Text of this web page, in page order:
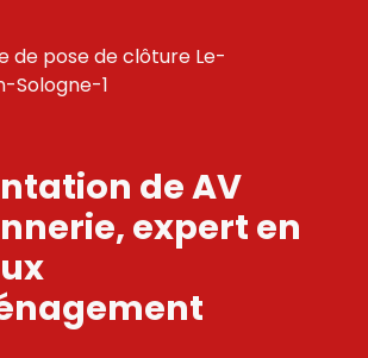
de AV
expert en